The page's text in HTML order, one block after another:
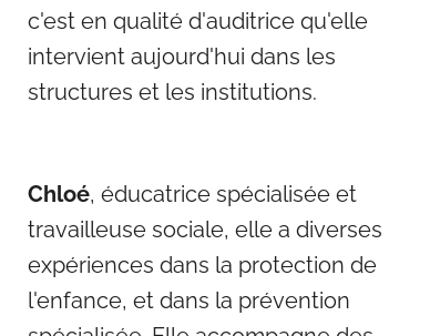
c'est en qualité d'auditrice qu'elle
intervient aujourd'hui dans les
structures et les institutions.
Chloé, éducatrice spécialisée et
travailleuse sociale, elle a diverses
expériences dans la protection de
l'enfance, et dans la prévention